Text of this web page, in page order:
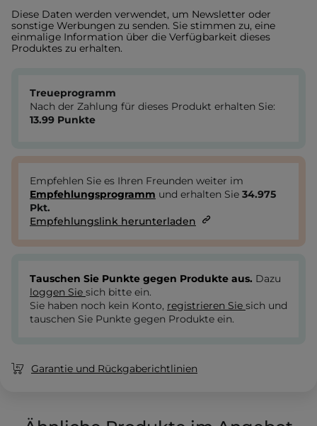
Diese Daten werden verwendet, um Newsletter oder
sonstige Werbungen zu senden. Sie stimmen zu, eine
einmalige Information über die Verfügbarkeit dieses
Produktes zu erhalten.
Treueprogramm
Nach der Zahlung für dieses Produkt erhalten Sie:
13.99 Punkte
Empfehlen Sie es Ihren Freunden weiter im
Empfehlungsprogramm und erhalten Sie 34.975
Pkt.
Empfehlungslink herunterladen
Tauschen Sie Punkte gegen Produkte aus. Dazu
loggen Sie sich bitte ein.
Sie haben noch kein Konto, registrieren Sie sich und
tauschen Sie Punkte gegen Produkte ein.
Garantie und Rückgaberichtlinien